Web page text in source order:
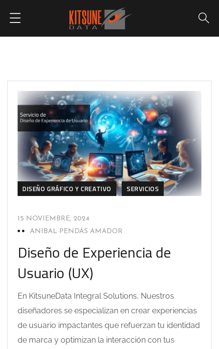
DISEÑO GRÁFICO Y CREATIVO SERVICIOS
15 NOVIEMBRE, 2024
ANIBAL PENDÁS AMADOR
Diseño de Experiencia de
Usuario (UX)
En KitsuneData Integral Solutions, Nuestros
diseñadores se especializan en crear experiencias
de usuario impactantes que refuerzan tu identidad
de marca y optimizan la interacción con tus